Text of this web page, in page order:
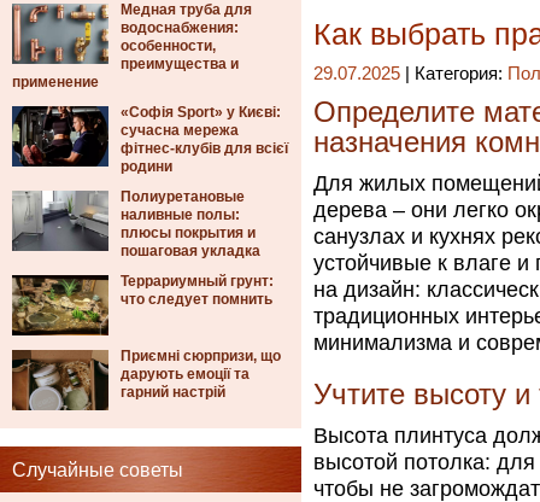
Медная труба для
водоснабжения:
особенности,
преимущества и
применение
«Софія Sport» у Києві:
сучасна мережа
фітнес-клубів для всієї
родини
Полиуретановые
наливные полы:
плюсы покрытия и
пошаговая укладка
Террариумный грунт:
что следует помнить
Приємні сюрпризи, що
дарують емоції та
гарний настрій
Случайные советы
Как выбрать
29.07.2025 | Категория:
Определите
назначения
Для жилых
дерева – они легко
санузлах и кухнях
устойчивые к влаге
на дизайн:
традиционных
минимализма и
Учтите высоту
Высота плинтуса
высотой потолка:
чтобы не